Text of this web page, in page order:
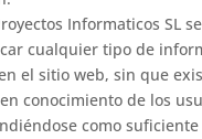
Informaticos SL
cualquier tipo de
el sitio web, sin que
conocimiento de los
como